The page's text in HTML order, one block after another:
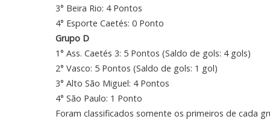
3° Beira Rio: 4 Pontos
4° Esporte Caetés: 0 Ponto
Grupo D
1° Ass. Caetés 3: 5 Pontos (Saldo de gols: 4 gols)
2° Vasco: 5 Pontos (Saldo de gols: 1 gol)
3° Alto São Miguel: 4 Pontos
4° São Paulo: 1 Ponto
Foram classificados somente os primeiros de cada